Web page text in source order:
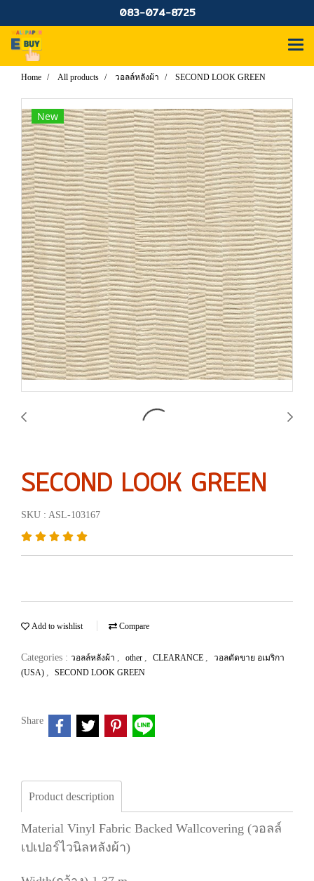
083-074-8725
Home All products วอลล์หลังผ้า SECOND LOOK GREEN
New
SECOND LOOK GREEN
SKU : ASL-103167
Add to wishlist Compare
Categories : วอลล์หลังผ้า , other , CLEARANCE ,
วอลตัดขาย อเมริกา
(USA) , SECOND LOOK GREEN
Share
Product description
Material Vinyl Fabric Backed Wallcovering (วอลล์
เปเปอร์ไวนิลหลังผ้า)